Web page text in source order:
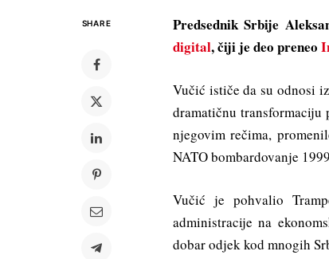
SHARE Predsednik Srbije
digital, čiji je deo preneo
Vučić ističe da su odnosi
dramatičnu transformaciju
njegovim rečima,
NATO bombardovanje
Vučić je pohvalio
administracije na
dobar odjek kod mnogih